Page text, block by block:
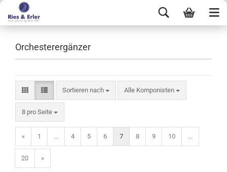
Orchesterergänzer
Sortieren nach Alle Komponisten
8 pro Seite
« 1 ... 4 5 6 7 8 9 10 ...
20 »